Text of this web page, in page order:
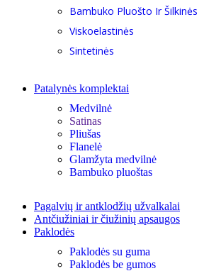
Bambuko Pluošto Ir Šilkinės
Viskoelastinės
Sintetinės
Patalynės komplektai
Medvilnė
Satinas
Pliušas
Flanelė
Glamžyta medvilnė
Bambuko pluoštas
Pagalvių ir antklodžių užvalkalai
Antčiužiniai ir čiužinių apsaugos
Paklodės
Paklodės su guma
Paklodės be gumos